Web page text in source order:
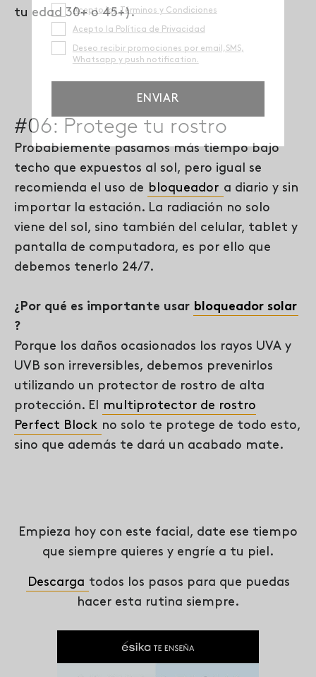
tu edad 30+ o 45+).
#06: Protege tu rostro
Probablemente pasamos más tiempo bajo
techo que expuestos al sol, pero igual se
recomienda el uso de bloqueador a diario y sin
importar la estación. La radiación no solo
viene del sol, sino también del celular, tablet y
pantalla de computadora, es por ello que
debemos tenerlo 24/7.
¿Por qué es importante usar bloqueador solar
?
Porque los daños ocasionados los rayos UVA y
UVB son irreversibles, debemos prevenirlos
utilizando un protector de rostro de alta
protección. El multiprotector de rostro
Perfect Block no solo te protege de todo esto,
sino que además te dará un acabado mate.
Empieza hoy con este facial, date ese tiempo
que siempre quieres y engríe a tu piel.
Descarga todos los pasos para que puedas
hacer esta rutina siempre.